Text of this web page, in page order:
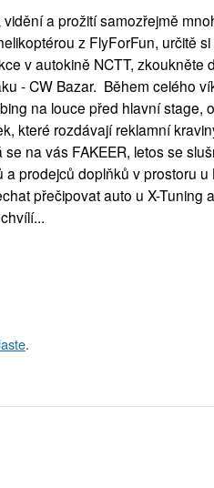
a prožití samozřejmě
z FlyForFun, určitě si
v autokině NCTT, zkoukněte
- CW Bazar. Během celého
na louce před hlavní stage,
které rozdávají reklamní
na vás FAKEER, letos se
a prodejců doplňků v prostoru u
přečipovat auto u X-Tuning
.